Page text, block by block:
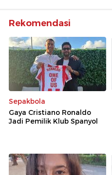
Rekomendasi
Sepakbola
Gaya Cristiano Ronaldo
Jadi Pemilik Klub Spanyol